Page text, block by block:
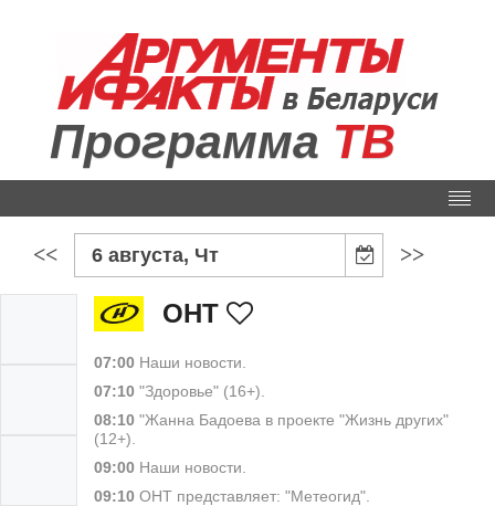
Программа ТВ
<< 6 августа, Чт >>
ОНТ
07:00 Наши новости.
07:10 "Здоровье" (16+).
08:10 "Жанна Бадоева в проекте "Жизнь других"
(12+).
09:00 Наши новости.
09:10 ОНТ представляет: "Метеогид".